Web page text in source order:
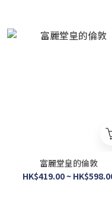
富麗堂皇的倫敦
HK$419.00 ~